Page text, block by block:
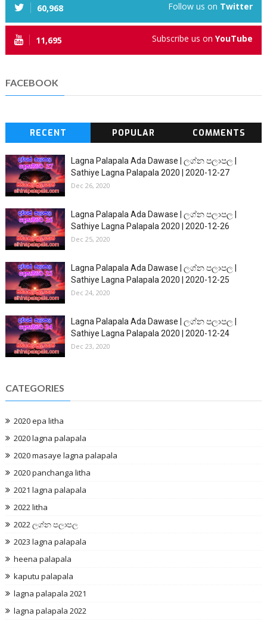
60,968 Follow us on Twitter
11,695 Subscribe us onYouTube
FACEBOOK
RECENT POPULAR COMMENTS
Lagna Palapala Ada Dawase | ලග්න පලාපල |
Sathiye Lagna Palapala 2020 | 2020-12-27
Dec 26, 2020
Lagna Palapala Ada Dawase | ලග්න පලාපල |
Sathiye Lagna Palapala 2020 | 2020-12-26
Dec 25, 2020
Lagna Palapala Ada Dawase | ලග්න පලාපල |
Sathiye Lagna Palapala 2020 | 2020-12-25
Dec 24, 2020
Lagna Palapala Ada Dawase | ලග්න පලාපල |
Sathiye Lagna Palapala 2020 | 2020-12-24
Dec 23, 2020
CATEGORIES
2020 epa litha
2020 lagna palapala
2020 masaye lagna palapala
2020 panchanga litha
2021 lagna palapala
2022 litha
2022 ලග්න පලාපල
2023 lagna palapala
heena palapala
kaputu palapala
lagna palapala 2021
lagna palapala 2022